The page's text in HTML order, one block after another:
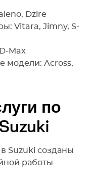
Dzire
Vitara, Jimny, S-
Max
модели: Across,
по
Suzuki созданы
работы